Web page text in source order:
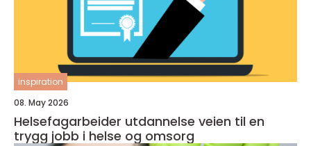
inspiration
08. May 2026
Helsefagarbeider utdannelse veien til en
trygg jobb i helse og omsorg